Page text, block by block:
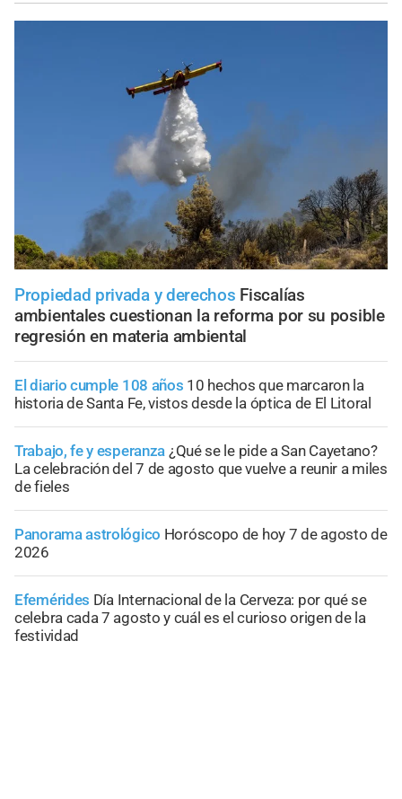
Propiedad privada y derechos Fiscalías
ambientales cuestionan la reforma por su posible
regresión en materia ambiental
El diario cumple 108 años 10 hechos que marcaron la
historia de Santa Fe, vistos desde la óptica de El Litoral
Trabajo, fe y esperanza ¿Qué se le pide a San Cayetano?
La celebración del 7 de agosto que vuelve a reunir a miles
de fieles
Panorama astrológico Horóscopo de hoy 7 de agosto de
2026
Efemérides Día Internacional de la Cerveza: por qué se
celebra cada 7 agosto y cuál es el curioso origen de la
festividad